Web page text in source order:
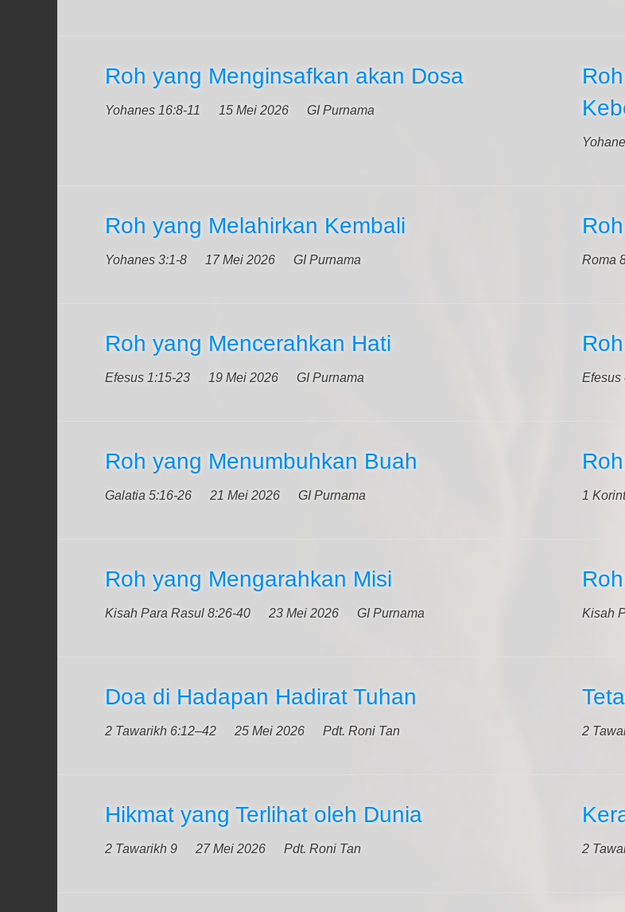
Roh yang Menginsafkan akan Dosa
Yohanes 16:8-11 15 Mei 2026 GI Purnama
Roh yang Melahirkan Kembali
Yohanes 3:1-8 17 Mei 2026 GI Purnama Roma
Roh yang Mencerahkan Hati
Efesus 1:15-23 19 Mei 2026 GI Purnama Efesus
Roh yang Menumbuhkan Buah
Galatia 5:16-26 21 Mei 2026 GI Purnama 1
Roh yang Mengarahkan Misi
Kisah Para Rasul 8:26-40 23 Mei 2026 GI Purnama Kisah
Doa di Hadapan Hadirat Tuhan
2 Tawarikh 6:12–42 25 Mei 2026 Pdt. Roni Tan 2
Hikmat yang Terlihat oleh Dunia
2 Tawarikh 9 27 Mei 2026 Pdt. Roni Tan 2